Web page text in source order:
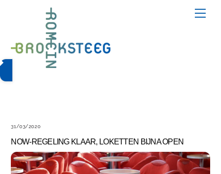
31/03/2020
NOW-REGELING KLAAR, LOKETTEN BIJNA OPEN